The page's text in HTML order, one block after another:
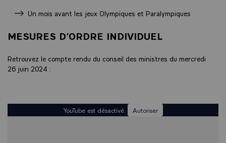
Un mois avant les jeux Olympiques et Paralympiques
MESURES D’ORDRE INDIVIDUEL
Retrouvez le compte rendu du conseil des ministres du mercredi
26 juin 2024 :
YouTube est désactivé. Autoriser